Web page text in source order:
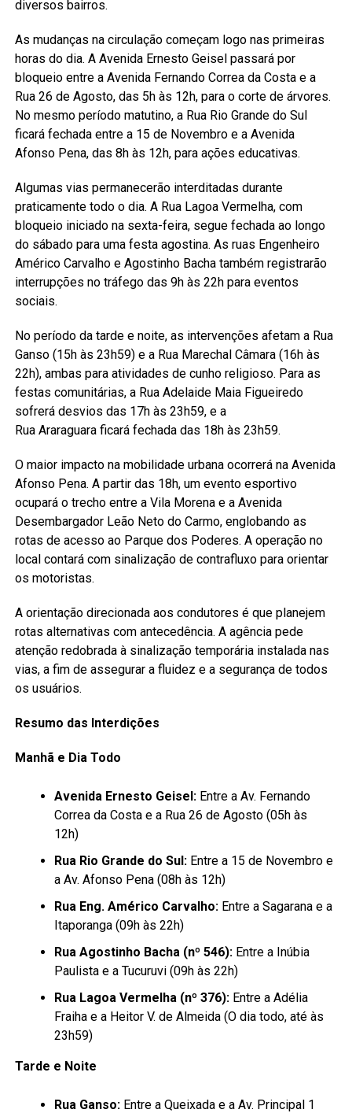
diversos bairros.
As mudanças na circulação começam logo nas primeiras
horas do dia. A Avenida Ernesto Geisel passará por
bloqueio entre a Avenida Fernando Correa da Costa e a
Rua 26 de Agosto, das 5h às 12h, para o corte de árvores.
No mesmo período matutino, a Rua Rio Grande do Sul
ficará fechada entre a 15 de Novembro e a Avenida
Afonso Pena, das 8h às 12h, para ações educativas.
Algumas vias permanecerão interditadas durante
praticamente todo o dia. A Rua Lagoa Vermelha, com
bloqueio iniciado na sexta-feira, segue fechada ao longo
do sábado para uma festa agostina. As ruas Engenheiro
Américo Carvalho e Agostinho Bacha também registrarão
interrupções no tráfego das 9h às 22h para eventos
sociais.
No período da tarde e noite, as intervenções afetam a Rua
Ganso (15h às 23h59) e a Rua Marechal Câmara (16h às
22h), ambas para atividades de cunho religioso. Para as
festas comunitárias, a Rua Adelaide Maia Figueiredo
sofrerá desvios das 17h às 23h59, e a
Rua Araraguara ficará fechada das 18h às 23h59.
O maior impacto na mobilidade urbana ocorrerá na Avenida
Afonso Pena. A partir das 18h, um evento esportivo
ocupará o trecho entre a Vila Morena e a Avenida
Desembargador Leão Neto do Carmo, englobando as
rotas de acesso ao Parque dos Poderes. A operação no
local contará com sinalização de contrafluxo para orientar
os motoristas.
A orientação direcionada aos condutores é que planejem
rotas alternativas com antecedência. A agência pede
atenção redobrada à sinalização temporária instalada nas
vias, a fim de assegurar a fluidez e a segurança de todos
os usuários.
Resumo das Interdições
Manhã e Dia Todo
Avenida Ernesto Geisel:Entre a Av. Fernando
Correa da Costa e a Rua 26 de Agosto (05h às
12h)
Rua Rio Grande do Sul:Entre a 15 de Novembro e
a Av. Afonso Pena (08h às 12h)
Rua Eng. Américo Carvalho:Entre a Sagarana e a
Itaporanga (09h às 22h)
Rua Agostinho Bacha (nº 546):Entre a Inúbia
Paulista e a Tucuruvi (09h às 22h)
Rua Lagoa Vermelha (nº 376):Entre a Adélia
Fraiha e a Heitor V. de Almeida (O dia todo, até às
23h59)
Tarde e Noite
Rua Ganso:Entre a Queixada e a Av. Principal 1